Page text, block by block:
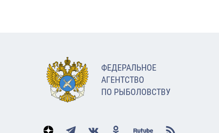
ФЕДЕРАЛЬНОЕ
АГЕНТСТВО
ПО РЫБОЛОВСТВУ